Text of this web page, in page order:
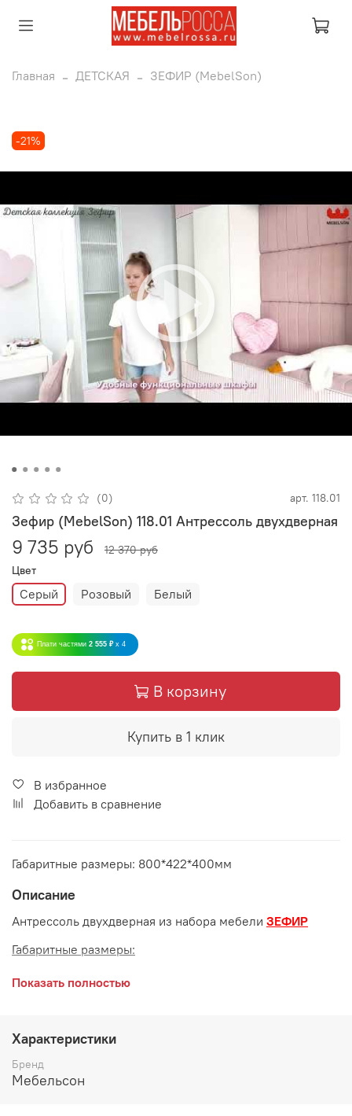
Главная ДЕТСКАЯ ЗЕФИР (MebelSon)
-21%
(0) арт. 118.01
Зефир (MebelSon) 118.01 Антрессоль двухдверная
9 735 руб
12 370 руб
Цвет
Серый Розовый Белый
Плати частями 2 555 ₽ x 4
В корзину
Купить в 1 клик
В избранное
Добавить в сравнение
Габаритные размеры: 800*422*400мм
Описание
Антрессоль двухдверная из набора мебели ЗЕФИР
Габаритные размеры:
длина 800 мм
высота 400 мм
Показать полностью
Характеристики
Бренд
Мебельсон